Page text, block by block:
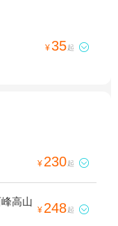
¥35起 
¥ 230起 
高山
¥ 248起 